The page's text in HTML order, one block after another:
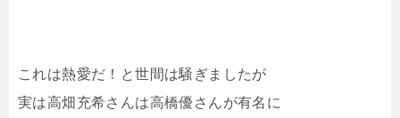
これは熱愛だ！と世間は騒ぎましたが
実は高畑充希さんは高橋優さんが有名に